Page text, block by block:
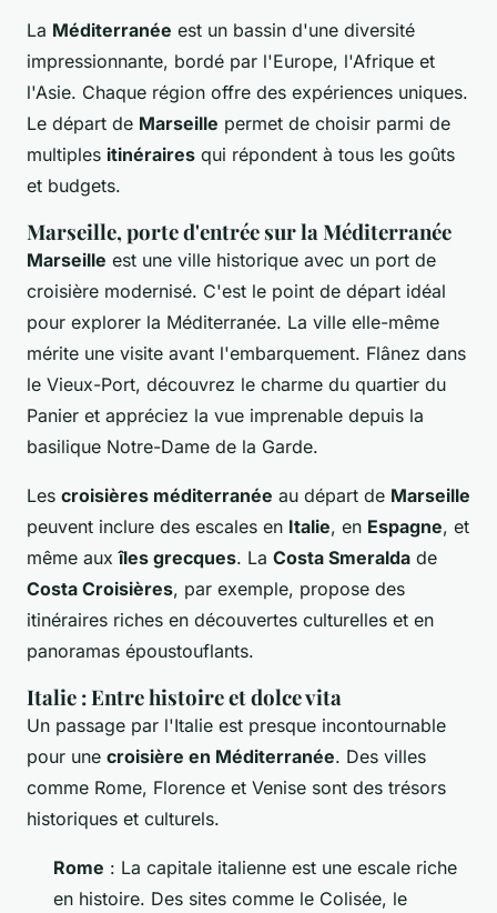
La Méditerranée est un bassin d'une diversité
impressionnante, bordé par l'Europe, l'Afrique et
l'Asie. Chaque région offre des expériences uniques.
Le départ de Marseille permet de choisir parmi de
multiples itinéraires qui répondent à tous les goûts
et budgets.
Marseille, porte d'entrée sur la Méditerranée
Marseille est une ville historique avec un port de
croisière modernisé. C'est le point de départ idéal
pour explorer la Méditerranée. La ville elle-même
mérite une visite avant l'embarquement. Flânez dans
le Vieux-Port, découvrez le charme du quartier du
Panier et appréciez la vue imprenable depuis la
basilique Notre-Dame de la Garde.
Les croisières méditerranée au départ de Marseille
peuvent inclure des escales en Italie, en Espagne, et
même auxîles grecques. La Costa Smeralda de
Costa Croisières, par exemple, propose des
itinéraires riches en découvertes culturelles et en
panoramas époustouflants.
Italie : Entre histoire et dolce vita
Un passage par l'Italie est presque incontournable
pour une croisière en Méditerranée. Des villes
comme Rome, Florence et Venise sont des trésors
historiques et culturels.
Rome : La capitale italienne est une escale riche
en histoire. Des sites comme le Colisée, le